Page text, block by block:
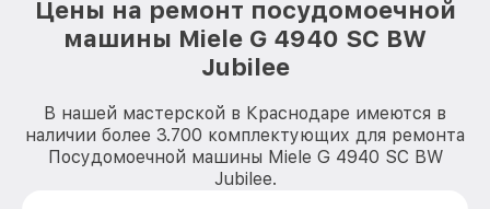
Цены на ремонт посудомоечной
машины Miele G 4940 SC BW
Jubilee
В нашей мастерской в Краснодаре имеются в
наличии более 3.700 комплектующих для ремонта
Посудомоечной машины Miele G 4940 SC BW
Jubilee.